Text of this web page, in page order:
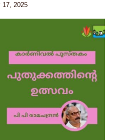
17, 2025